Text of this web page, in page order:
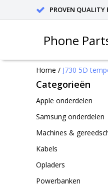
PROVEN QUALITY
Phone
Home / J730 5D
Categorieën
Apple onderdelen
Samsung onderdelen
Machines &
Kabels
Opladers
Powerbanken